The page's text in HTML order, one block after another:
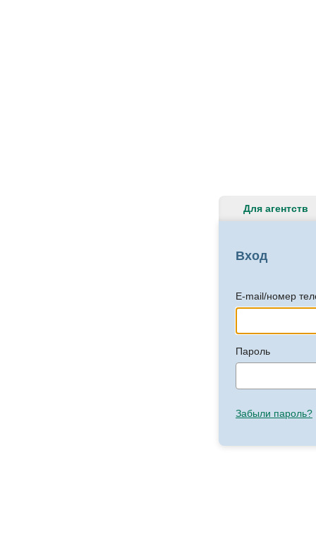
Для агентств
Вход
E-mail/номер
Пароль
Забыли пароль?